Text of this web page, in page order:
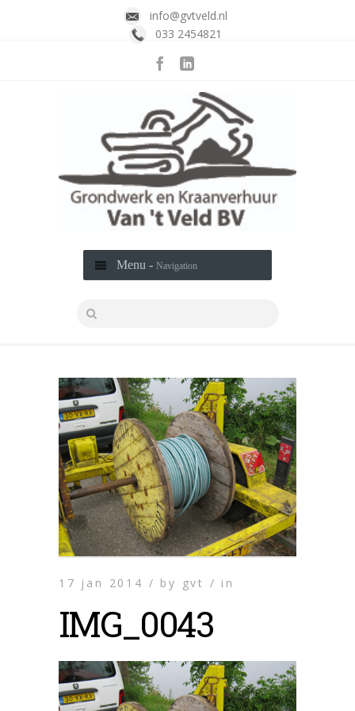
info@gvtveld.nl
033 2454821
Menu - Navigation
17 jan 2014 / by gvt / in
IMG_0043